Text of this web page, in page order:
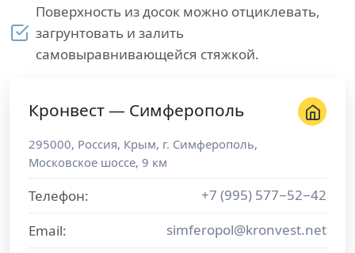
Поверхность из досок можно отциклевать,
загрунтовать и залить
самовыравнивающейся стяжкой.
Кронвест — Симферополь
295000, Россия, Крым, г. Симферополь,
Московское шоссе, 9 км
Телефон:
+7 (995) 577−52−42
Email:
simferopol@kronvest.net